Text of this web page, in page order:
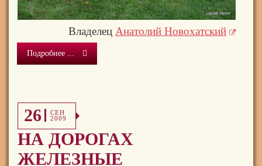
Владелец Анатолий Новохатский
Подробнее ...
26
СЕН
2009
НА ДОРОГАХ
ЖЕЛЕЗНЫЕ